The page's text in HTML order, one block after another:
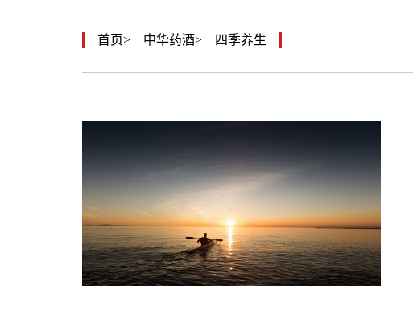
首页 中华药酒 四季养生